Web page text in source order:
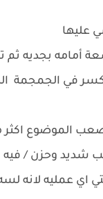
أمامه بجديه
في الجمجمة
الموضوع
شديد وحزن /
اي عمليه لانه